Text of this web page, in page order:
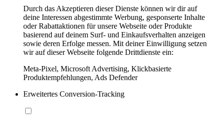
Durch das Akzeptieren dieser Dienste können wir dir auf
deine Interessen abgestimmte Werbung, gesponserte Inhalte
oder Rabattaktionen für unsere Webseite oder Produkte
basierend auf deinem Surf- und Einkaufsverhalten anzeigen
sowie deren Erfolge messen. Mit deiner Einwilligung setzen
wir auf dieser Webseite folgende Drittdienste ein:
Meta-Pixel, Microsoft Advertising, Klickbasierte
Produktempfehlungen, Ads Defender
Erweitertes Conversion-Tracking